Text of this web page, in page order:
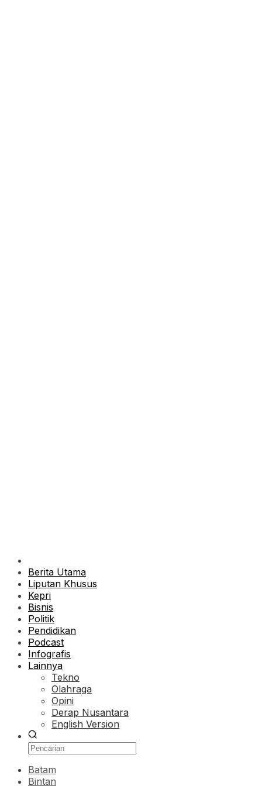
Berita Utama
Liputan Khusus
Kepri
Bisnis
Politik
Pendidikan
Podcast
Infografis
Lainnya
Tekno
Olahraga
Opini
Derap Nusantara
English Version
Batam
Bintan